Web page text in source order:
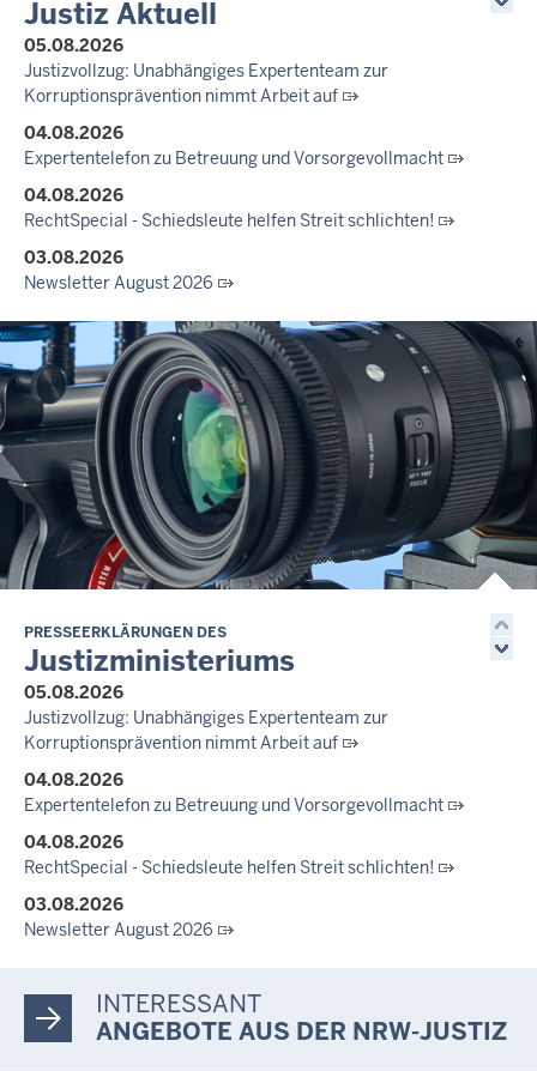
Justiz Aktuell
05.08.2026
Justizvollzug: Unabhängiges Expertenteam zur
Korruptionsprävention nimmt Arbeit auf
04.08.2026
Expertentelefon zu Betreuung und Vorsorgevollmacht
04.08.2026
RechtSpecial - Schiedsleute helfen Streit schlichten!
03.08.2026
Newsletter August 2026
27.07.2026
Dein Mut findet Rückhalt: Die Justiz NRW unterstützt
Informationskampagne gegen häusliche Gewalt
10.07.2026
Anerkennung für innovative Suizidpräventionsarbeit: JVA Köln
ausgezeichnet
14.07.2026
Justiz der Zukunft gemeinsam gestalten: Minister Limbach
zieht positive Bilanz des Projekts Zukunftswerkstatt Justiz
Nordrhein-Westfalen
Newsletter Juli 2026
30.06.2026
288 Anwärterinnen und Anwärter des Jahrgangs 2024/2026
der Justizvollzugsschule NRW geehrt
30.06.2026
RechtSpecial - Schiedsleute helfen Streit schlichten!
PRESSEERKLÄRUNGEN DES
Justizministeriums
05.08.2026
Justizvollzug: Unabhängiges Expertenteam zur
Korruptionsprävention nimmt Arbeit auf
04.08.2026
Expertentelefon zu Betreuung und Vorsorgevollmacht
04.08.2026
RechtSpecial - Schiedsleute helfen Streit schlichten!
03.08.2026
Newsletter August 2026
Dein Mut findet Rückhalt: Die Justiz NRW unterstützt
Informationskampagne gegen häusliche Gewalt
INTERESSANT
ANGEBOTE AUS DER NRW-JUSTIZ